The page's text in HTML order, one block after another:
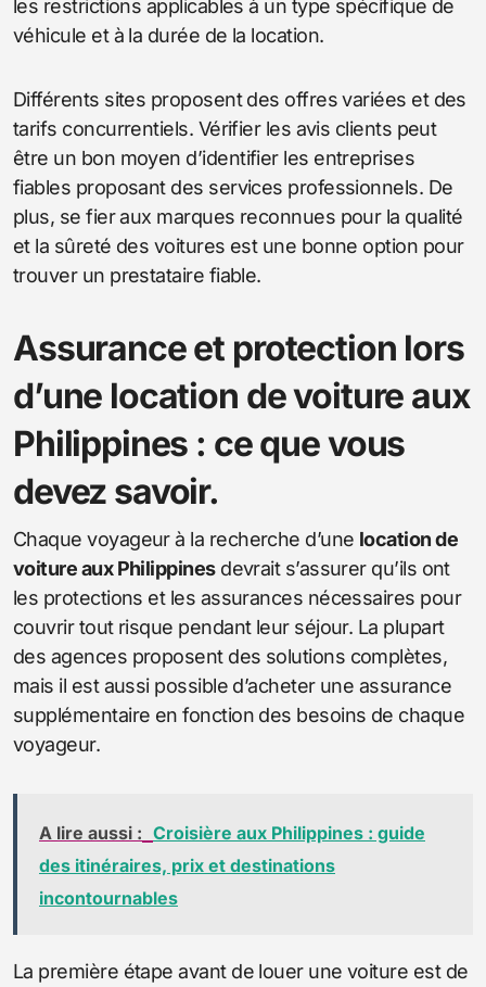
les restrictions applicables à un type spécifique de
véhicule et à la durée de la location.
Différents sites proposent des offres variées et des
tarifs concurrentiels. Vérifier les avis clients peut
être un bon moyen d’identifier les entreprises
fiables proposant des services professionnels. De
plus, se fier aux marques reconnues pour la qualité
et la sûreté des voitures est une bonne option pour
trouver un prestataire fiable.
Assurance et protection lors
d’une location de voiture aux
Philippines : ce que vous
devez savoir.
Chaque voyageur à la recherche d’une location de
voiture aux Philippinesdevrait s’assurer qu’ils ont
les protections et les assurances nécessaires pour
couvrir tout risque pendant leur séjour. La plupart
des agences proposent des solutions complètes,
mais il est aussi possible d’acheter une assurance
supplémentaire en fonction des besoins de chaque
voyageur.
A lire aussi : Croisière aux Philippines : guide
des itinéraires, prix et destinations
incontournables
La première étape avant de louer une voiture est de